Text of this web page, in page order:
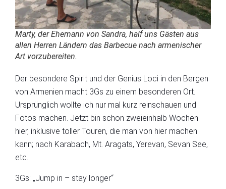
Marty, der Ehemann von Sandra, half uns Gästen aus
allen Herren Ländern das Barbecue nach armenischer
Art vorzubereiten.
Der besondere Spirit und der Genius Loci in den Bergen
von Armenien macht 3Gs zu einem besonderen Ort.
Ursprünglich wollte ich nur mal kurz reinschauen und
Fotos machen. Jetzt bin schon zweieinhalb Wochen
hier, inklusive toller Touren, die man von hier machen
kann; nach Karabach, Mt. Aragats, Yerevan, Sevan See,
etc.
3Gs: „Jump in – stay longer“